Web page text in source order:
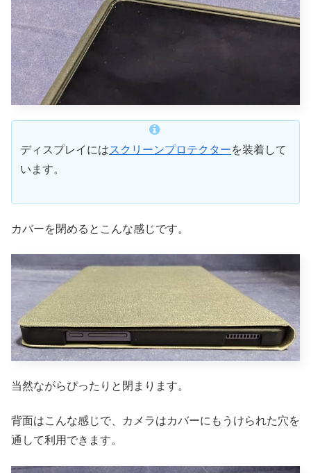
ディスプレイにはスクリーンプロテクターを装着して
います。
カバーを閉めるとこんな感じです。
当然ながらぴったりと閉まります。
背面はこんな感じで、カメラはカバーにもうけられた穴を
通して利用できます。